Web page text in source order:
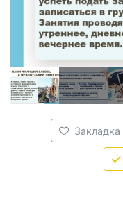
Закладка